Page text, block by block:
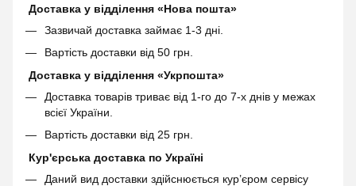
Доставка у відділення «Нова пошта»
Зазвичай доставка займає 1-3 дні.
Вартість доставки від 50 грн.
Доставка у відділення «Укрпошта»
Доставка товарів триває від 1-го до 7-х днів у межах
всієї України.
Вартість доставки від 25 грн.
Кур'єрська доставка по Україні
Даний вид доставки здійснюється кур’єром сервісу